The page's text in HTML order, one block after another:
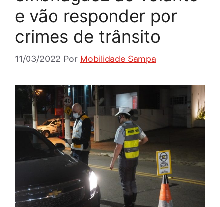
e vão responder por
crimes de trânsito
11/03/2022 Por Mobilidade Sampa